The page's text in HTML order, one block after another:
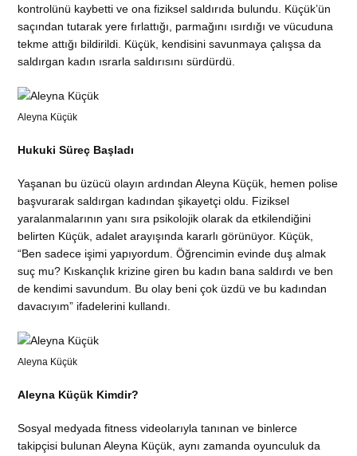
kontrolünü kaybetti ve ona fiziksel saldırıda bulundu. Küçük’ün
saçından tutarak yere fırlattığı, parmağını ısırdığı ve vücuduna
tekme attığı bildirildi. Küçük, kendisini savunmaya çalışsa da
saldırgan kadın ısrarla saldırısını sürdürdü.
Aleyna Küçük
Hukuki Süreç Başladı
Yaşanan bu üzücü olayın ardından Aleyna Küçük, hemen polise
başvurarak saldırgan kadından şikayetçi oldu. Fiziksel
yaralanmalarının yanı sıra psikolojik olarak da etkilendiğini
belirten Küçük, adalet arayışında kararlı görünüyor. Küçük,
“Ben sadece işimi yapıyordum. Öğrencimin evinde duş almak
suç mu? Kıskançlık krizine giren bu kadın bana saldırdı ve ben
de kendimi savundum. Bu olay beni çok üzdü ve bu kadından
davacıyım” ifadelerini kullandı.
Aleyna Küçük
Aleyna Küçük Kimdir?
Sosyal medyada fitness videolarıyla tanınan ve binlerce
takipçisi bulunan Aleyna Küçük, aynı zamanda oyunculuk da